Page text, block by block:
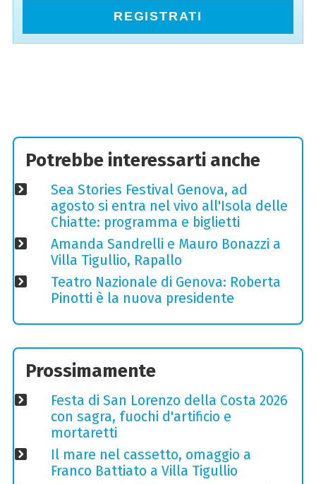
REGISTRATI
Potrebbe interessarti anche
Sea Stories Festival Genova, ad
agosto si entra nel vivo all'Isola delle
Chiatte: programma e biglietti
Amanda Sandrelli e Mauro Bonazzi a
Villa Tigullio, Rapallo
Teatro Nazionale di Genova: Roberta
Pinotti è la nuova presidente
Prossimamente
Festa di San Lorenzo della Costa 2026
con sagra, fuochi d'artificio e
mortaretti
Il mare nel cassetto, omaggio a
Franco Battiato a Villa Tigullio